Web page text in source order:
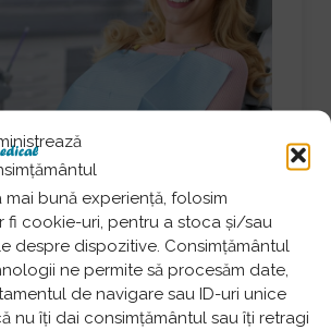
bună experiență, folosim
fi cookie-uri, pentru a stoca și/sau
despre dispozitive. Consimțământul
ne permite să procesăm date,
de navigare sau ID-uri unice
nu îți dai consimțământul sau îți retragi